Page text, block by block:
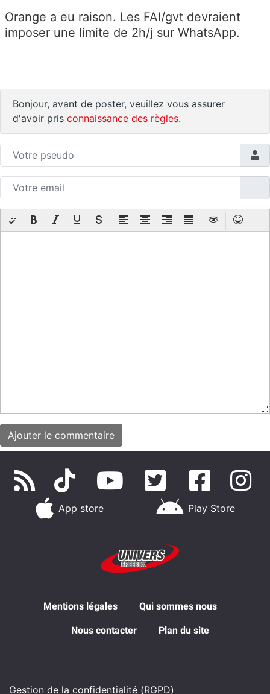
Orange a eu raison. Les FAI/gvt devraient
imposer une limite de 2h/j sur WhatsApp.
Bonjour, avant de poster, veuillez vous assurer
d'avoir pris connaissance des règles.
App store Play Store
Mentions légales Qui sommes nous
Nous contacter Plan du site
Gestion de la confidentialité (RGPD)